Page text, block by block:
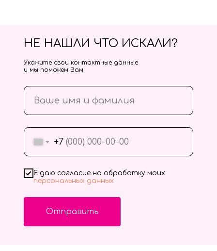
+7
Я даю согласие на обработку моих
персональных данных
Отправить
НЕ НАШЛИ ЧТО ИСКАЛИ?
Укажите свои контактные данные
и мы поможем Вам!